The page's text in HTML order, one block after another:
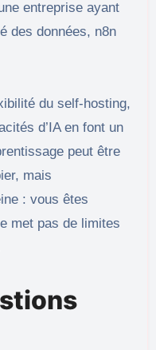
entreprise ayant
des données, n8n
du self-hosting,
d’IA en font un
peut être
mais
: vous êtes
met pas de limites